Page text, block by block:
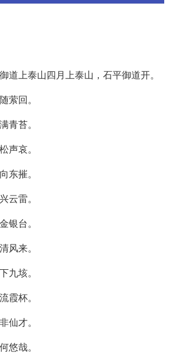
道上泰山四月上泰山，石平御道开。
萦回。
青苔。
声哀。
东摧。
云雷。
银台。
风来。
九垓。
霞杯。
仙才。
悠哉。